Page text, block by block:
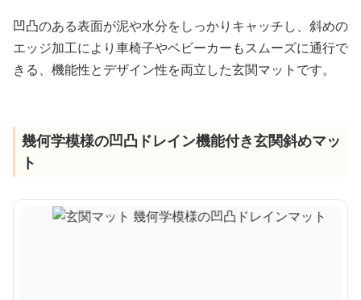
凹凸のある表面が泥や水分をしっかりキャッチし、斜めの
エッジ加工により車椅子やベビーカーもスムーズに通行で
きる、機能性とデザイン性を両立した玄関マットです。
幾何学模様の凹凸ドレイン機能付き玄関斜めマッ
ト